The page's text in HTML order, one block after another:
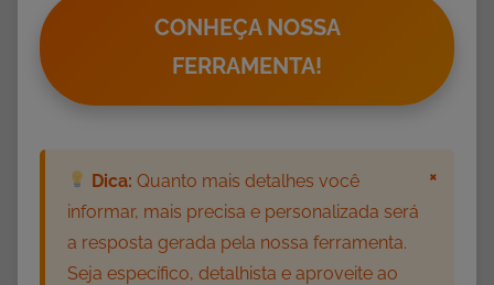
s
a
I
CONHEÇA NOSSA
FERRAMENTA!
Dica: Quanto mais detalhes você
informar, mais precisa e personalizada será
a resposta gerada pela nossa ferramenta.
Seja específico, detalhista e aproveite ao
×